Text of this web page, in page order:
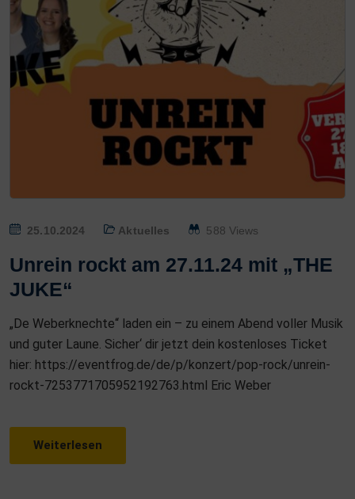
P
S
T
D
O
N
25.10.2024 Aktuelles 588 Views
Unrein rockt am 27.11.24 mit „THE
JUKE“
„De Weberknechte“ laden ein – zu einem Abend voller Musik
und guter Laune. Sicher‘ dir jetzt dein kostenloses Ticket
hier: https://eventfrog.de/de/p/konzert/pop-rock/unrein-
rockt-7253771705952192763.html Eric Weber
Weiterlesen